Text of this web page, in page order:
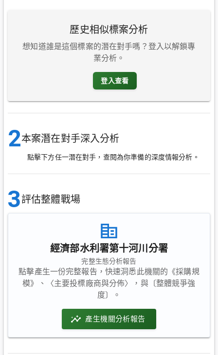
歷史相似標案分析
想知道誰是這個標案的潛在對手嗎？登入以解鎖專
業分析。
登入查看
2本案潛在對手深入分析
點擊下方任一潛在對手，查閱為你準備的深度情報分析。
3評估整體戰場
經濟部水利署第十河川分署
完整生態分析報告
點擊產生一份完整報告，快速洞悉此機關的《採購規
模》、〈主要投標廠商與分佈〉，與〔整體競爭強
度〕。
產生機關分析報告